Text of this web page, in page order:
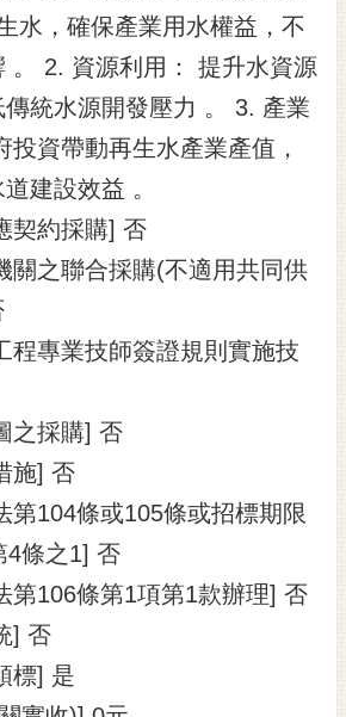
水，確保產業用水權益，不
。 2. 資源利用： 提升水資源
統水源開發壓力 。 3. 產業
投資帶動再生水產業產值，
建設效益 。
契約採購] 否
關之聯合採購(不適用共同供
程專業技師簽證規則實施技
之採購] 否
施] 否
第104條或105條或招標期限
4條之1] 否
第106條第1項第1款辦理] 否
] 否
標] 是